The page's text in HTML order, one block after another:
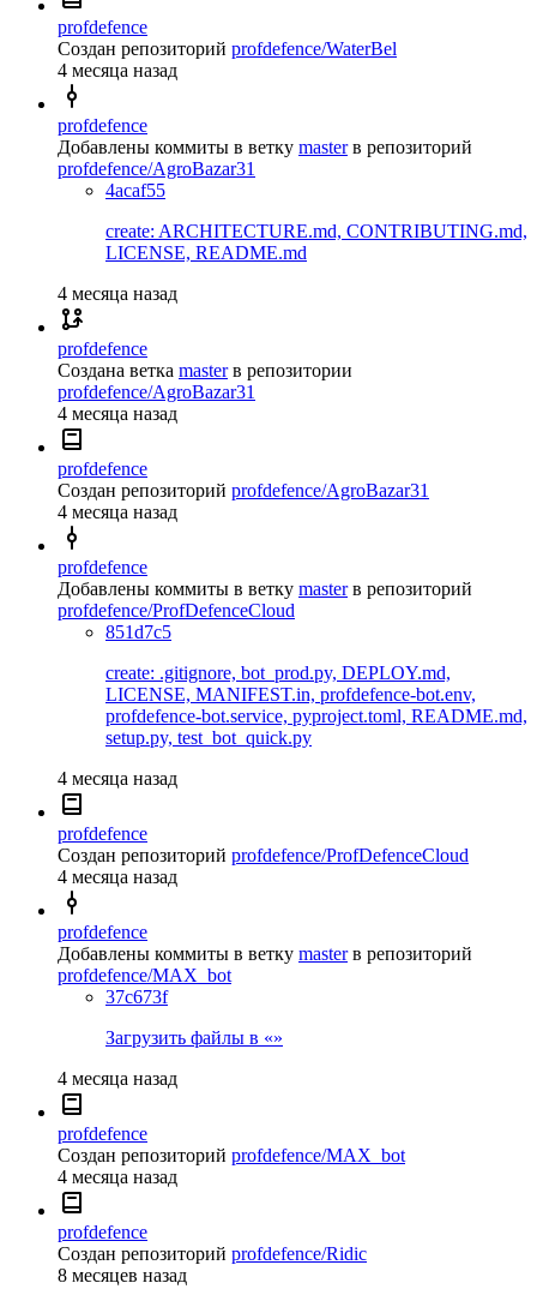
profdefence
Создан репозиторий profdefence/WaterBel
4 месяца назад
profdefence
Добавлены коммиты в ветку master в репозиторий
profdefence/AgroBazar31
4acaf55
create: ARCHITECTURE.md, CONTRIBUTING.md,
LICENSE, README.md
4 месяца назад
profdefence
Создана ветка master в репозитории
profdefence/AgroBazar31
4 месяца назад
profdefence
Создан репозиторий profdefence/AgroBazar31
4 месяца назад
profdefence
Добавлены коммиты в ветку master в репозиторий
profdefence/ProfDefenceCloud
851d7c5
create: .gitignore, bot_prod.py, DEPLOY.md,
LICENSE, MANIFEST.in, profdefence-bot.env,
profdefence-bot.service, pyproject.toml, README.md,
setup.py, test_bot_quick.py
4 месяца назад
profdefence
Создан репозиторий profdefence/ProfDefenceCloud
4 месяца назад
profdefence
Добавлены коммиты в ветку master в репозиторий
profdefence/MAX_bot
37c673f
Загрузить файлы в «»
4 месяца назад
profdefence
Создан репозиторий profdefence/MAX_bot
4 месяца назад
profdefence
Создан репозиторий profdefence/Ridic
8 месяцев назад